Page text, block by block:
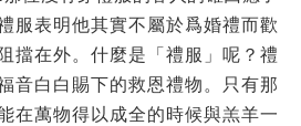
服表明他其實不屬於爲婚禮而歡
擋在外。什麼是「禮服」呢？禮
音白白賜下的救恩禮物。只有那
在萬物得以成全的時候與羔羊一